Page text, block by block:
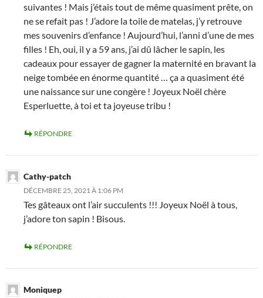
suivantes ! Mais j’étais tout de même quasiment prête, on
ne se refait pas ! J’adore la toile de matelas, j’y retrouve
mes souvenirs d’enfance ! Aujourd’hui, l’anni d’une de mes
filles ! Eh, oui, il y a 59 ans, j’ai dû lâcher le sapin, les
cadeaux pour essayer de gagner la maternité en bravant la
neige tombée en énorme quantité … ça a quasiment été
une naissance sur une congère ! Joyeux Noël chère
Esperluette, à toi et ta joyeuse tribu !
RÉPONDRE
Cathy-patch
DÉCEMBRE 25, 2021 À 1:06 PM
Tes gâteaux ont l’air succulents !!! Joyeux Noël à tous,
j’adore ton sapin ! Bisous.
RÉPONDRE
Moniquep